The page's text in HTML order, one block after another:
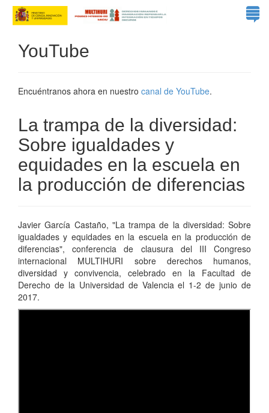
YouTube
Encuéntranos ahora en nuestro canal de YouTube.
La trampa de la diversidad:
Sobre igualdades y
equidades en la escuela en
la producción de diferencias
Javier García Castaño, "La trampa de la diversidad: Sobre
igualdades y equidades en la escuela en la producción de
diferencias", conferencia de clausura del III Congreso
internacional MULTIHURI sobre derechos humanos,
diversidad y convivencia, celebrado en la Facultad de
Derecho de la Universidad de Valencia el 1-2 de junio de
2017.